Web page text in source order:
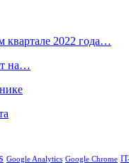
квартале 2022 года…
на…
Google Analytics Google Chrome